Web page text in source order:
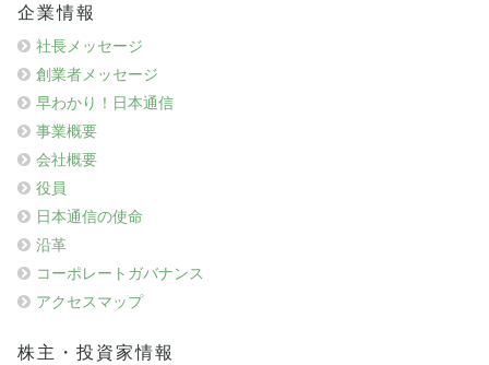
企業情報
社長メッセージ
創業者メッセージ
早わかり！日本通信
事業概要
会社概要
役員
日本通信の使命
沿革
コーポレートガバナンス
アクセスマップ
株主・投資家情報